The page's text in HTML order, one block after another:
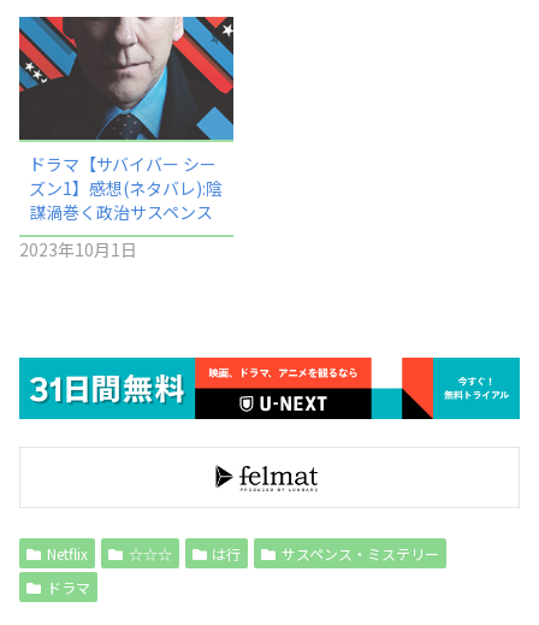
ドラマ【サバイバー シー
ズン1】感想(ネタバレ):陰
謀渦巻く政治サスペンス
2023年10月1日
Netflix ☆☆☆ は行
サスペンス・ミステリー
ドラマ